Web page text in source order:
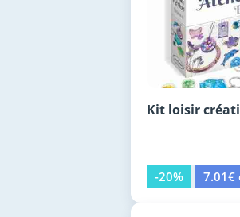
Kit loisir
-20%
7.01€